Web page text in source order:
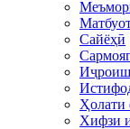
Сайёҳӣ
Ҳолати
Хифзи